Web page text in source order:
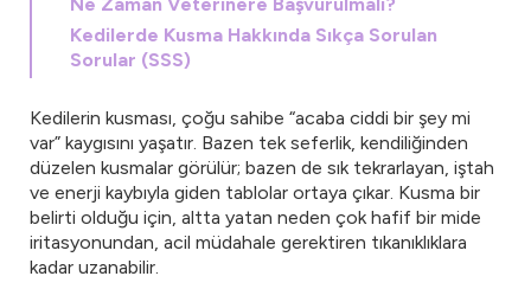
Kedilerde Kusma Hakkında Sıkça Sorulan
Sorular (SSS)
Kedilerin kusması, çoğu sahibe “acaba ciddi bir şey mi
var” kaygısını yaşatır. Bazen tek seferlik, kendiliğinden
düzelen kusmalar görülür; bazen de sık tekrarlayan, iştah
ve enerji kaybıyla giden tablolar ortaya çıkar. Kusma bir
belirti olduğu için, altta yatan neden çok hafif bir mide
iritasyonundan, acil müdahale gerektiren tıkanıklıklara
kadar uzanabilir.